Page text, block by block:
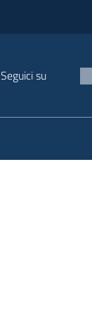
Seguici su